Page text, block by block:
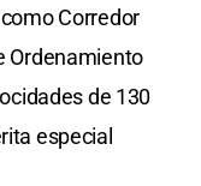
Corredor
Ordenamiento
de 130
especial